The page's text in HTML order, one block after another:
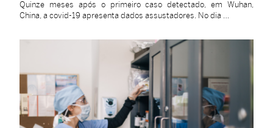
Quinze meses após o primeiro caso detectado, em Wuhan,
China, a covid-19 apresenta dados assustadores. No dia …